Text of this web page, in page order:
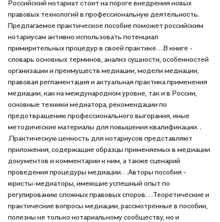
Российский нотариат стоит на пороге внедрения новых
правовых технологий в профессиональную деятельность.
Предлагаемое практическое пособие поможет российским
нотариусам активно использовать потенциал
примирительных процедур в своей практике. . .В книге -
словарь основных терминов, анализ сущности, особенностей
организации и преимуществ медиации, модели медиации,
правовая регламентация и актуальная практика применения
медиации, как на международном уровне, так и в России,
основные техники медиатора, рекомендации по
предотвращению профессионального выгорания, иные
методические материалы для повышения квалификации. .
.Практическую ценность для нотариусов представляют
приложения, содержащие образцы применяемых в медиации
документов и комментарии к ним, а также сценарий
проведения процедуры медиации. . .Авторы пособия -
юристы-медиаторы, имеющие успешный опыт по
регулированию сложных правовых споров. . .Теоретические и
практические вопросы медиации, рассмотренные в пособии,
полезны не только нотариальному сообществу, но и